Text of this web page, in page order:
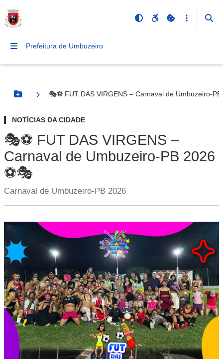
Prefeitura de Umbuzeiro
Botão Menu
🎭⚽ FUT DAS VIRGENS – Carnaval de Umbuzeiro-
NOTÍCIAS DA CIDADE
🎭⚽ FUT DAS VIRGENS –
Carnaval de Umbuzeiro-PB 2026
⚽🎭
Carnaval de Umbuzeiro-PB 2026